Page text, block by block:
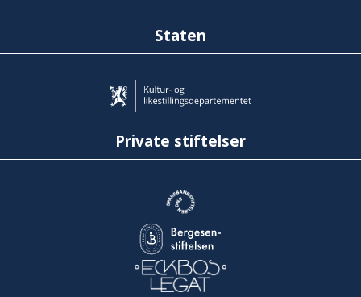
Staten
Private stiftelser